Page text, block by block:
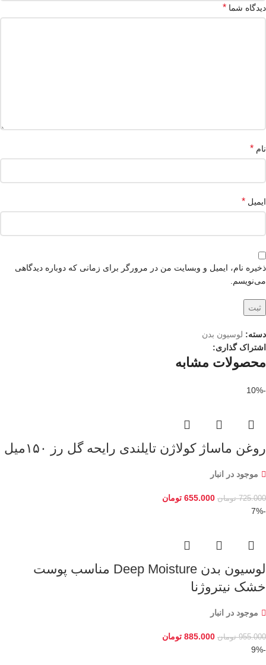
دیدگاه شما *
نام *
ایمیل *
ذخیره نام، ایمیل و وبسایت من در مرورگر برای زمانی که دوباره دیدگاهی
می‌نویسم.
دسته: لوسیون بدن
اشتراک گذاری:
محصولات مشابه
-10%
روغن ماساژ کولاژن تایلندی رایحه گل رز ۱۵۰میل
موجود در انبار
725.000 تومان 655.000 تومان
-7%
لوسیون بدن Deep Moisture مناسب پوست
خشک نیتروژنا
موجود در انبار
955.000 تومان 885.000 تومان
-9%